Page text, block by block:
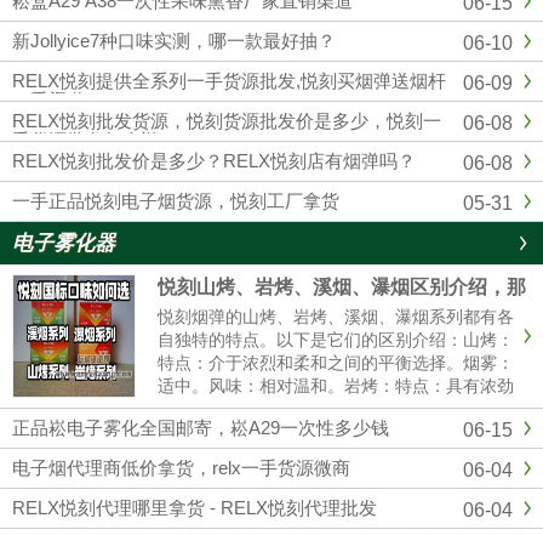
四五代杆蛋，另外各大品牌，通配，一次性均
有，品质市面上顶级的，可以代发，零售，批
发，全国包邮...
06-10
新Jollyice7种口味实测，哪一款最好抽？
06-09
RELX悦刻提供全系列一手货源批发,悦刻买烟弹送烟杆
一手渠道
06-08
RELX悦刻批发货源，悦刻货源批发价是多少，悦刻一
手货源批发怎么样？
06-08
RELX悦刻批发价是多少？RELX悦刻店有烟弹吗？
05-31
一手正品悦刻电子烟货源，悦刻工厂拿货
电子雾化器
悦刻山烤、岩烤、溪烟、瀑烟区别介绍，那
个口感好?
悦刻烟弹的山烤、岩烤、溪烟、瀑烟系列都有各
自独特的特点。以下是它们的区别介绍：山烤：
特点：介于浓烈和柔和之间的平衡选择。烟雾：
适中。风味：相对温和。岩烤：特点：具有浓劲
的中式风味。烟雾：可能会有更大的烟雾。体
验：强烈的一氧化碳满足感。溪烟：特点：提供
清爽的清香体验。烟雾：较薄。体......
06-15
正品崧电子雾化全国邮寄，崧A29一次性多少钱
06-04
电子烟代理商低价拿货，relx一手货源微商
06-04
RELX悦刻代理哪里拿货 - RELX悦刻代理批发